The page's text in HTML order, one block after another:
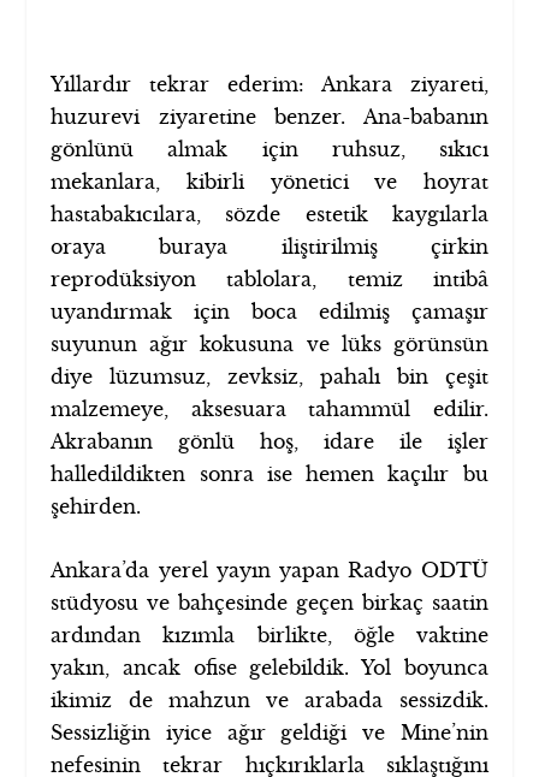
Yıllardır tekrar ederim: Ankara ziyareti,
huzurevi ziyaretine benzer. Ana-babanın
gönlünü almak için ruhsuz, sıkıcı
mekanlara, kibirli yönetici ve hoyrat
hastabakıcılara, sözde estetik kaygılarla
oraya buraya iliştirilmiş çirkin
reprodüksiyon tablolara, temiz intibâ
uyandırmak için boca edilmiş çamaşır
suyunun ağır kokusuna ve lüks görünsün
diye lüzumsuz, zevksiz, pahalı bin çeşit
malzemeye, aksesuara tahammül edilir.
Akrabanın gönlü hoş, idare ile işler
halledildikten sonra ise hemen kaçılır bu
şehirden.
Ankara’da yerel yayın yapan Radyo ODTÜ
stüdyosu ve bahçesinde geçen birkaç saatin
ardından kızımla birlikte, öğle vaktine
yakın, ancak ofise gelebildik. Yol boyunca
ikimiz de mahzun ve arabada sessizdik.
Sessizliğin iyice ağır geldiği ve Mine’nin
nefesinin tekrar hıçkırıklarla sıklaştığını